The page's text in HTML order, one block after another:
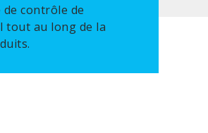
contrôle de
tout au long de la